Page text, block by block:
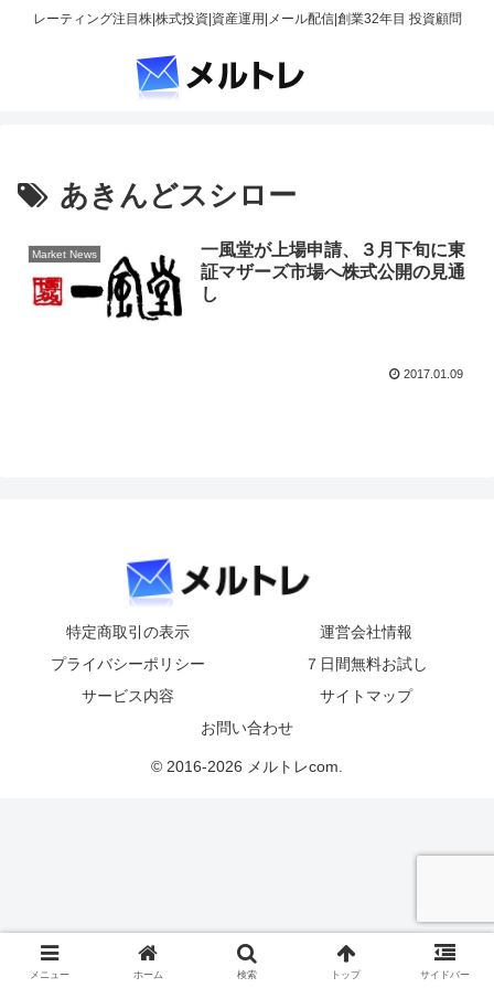
レーティング注目株|株式投資|資産運用|メール配信|創業32年目 投資顧問
あきんどスシロー
Market News
一風堂が上場申請、３月下旬に東
証マザーズ市場へ株式公開の見通
し
2017.01.09
特定商取引の表示
運営会社情報
プライバシーポリシー
７日間無料お試し
サービス内容
サイトマップ
お問い合わせ
© 2016-2026 メルトレcom.
メニュー ホーム 検索 トップ サイドバー